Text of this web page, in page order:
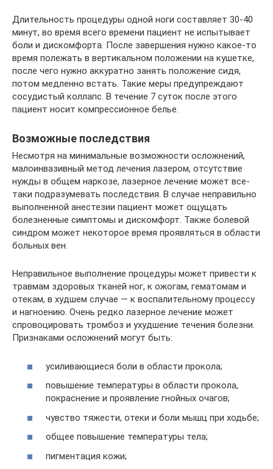
Длительность процедуры одной ноги составляет 30-40
минут, во время всего времени пациент не испытывает
боли и дискомфорта. После завершения нужно какое-то
время полежать в вертикальном положении на кушетке,
после чего нужно аккуратно занять положение сидя,
потом медленно встать. Такие меры предупреждают
сосудистый коллапс. В течение 7 суток после этого
пациент носит компрессионное белье.
Возможные последствия
Несмотря на минимальные возможности осложнений,
малоинвазивный метод лечения лазером, отсутствие
нужды в общем наркозе, лазерное лечение может все-
таки подразумевать последствия. В случае неправильно
выполненной анестезии пациент может ощущать
болезненные симптомы и дискомфорт. Также болевой
синдром может некоторое время проявляться в области
больных вен.
Неправильное выполнение процедуры может привести к
травмам здоровых тканей ног, к ожогам, гематомам и
отекам, в худшем случае — к воспалительному процессу
и нагноению. Очень редко лазерное лечение может
спровоцировать тромбоз и ухудшение течения болезни.
Признаками осложнений могут быть:
усиливающиеся боли в области прокола;
повышение температуры в области прокола,
покраснение и проявление гнойных очагов;
чувство тяжести, отеки и боли мышц при ходьбе;
общее повышение температуры тела;
пигментация кожи;